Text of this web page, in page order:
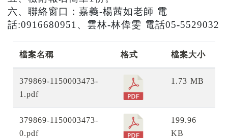
六、聯絡窗口：嘉義-楊茜如老師 電
話:0916680951、雲林-林偉雯 電話05-5529032
檔案名稱 格式 檔案大小
379869-1150003473-
1.pdf
1.73 MB
379869-1150003473-
0.pdf
199.96
KB